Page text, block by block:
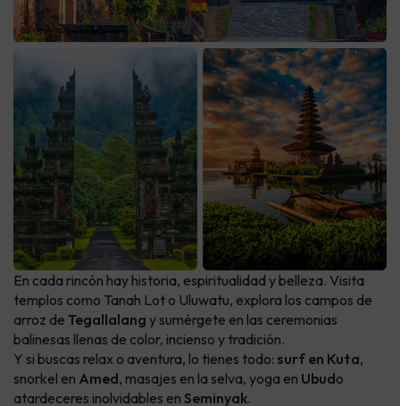
En cada rincón hay historia, espiritualidad y belleza. Visita
templos como Tanah Lot o Uluwatu, explora los campos de
arroz de Tegallalang y sumérgete en las ceremonias
balinesas llenas de color, incienso y tradición.
Y si buscas relax o aventura, lo tienes todo: surf en Kuta,
snorkel en Amed, masajes en la selva, yoga en Ubudo
atardeceres inolvidables en Seminyak.